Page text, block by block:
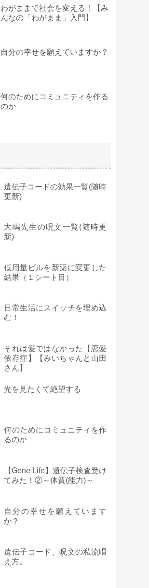
わがままで社会を変える！【み
んなの「わがまま」入門】
自分の幸せを願えていますか？
何のためにコミュニティを作る
のか
遺伝子コードの効果一覧(随時
更新)
大嶋先生の呪文一覧(随時更
新)
低用量ピルを新薬に変更した
結果（１シート目）
日常生活にスイッチを埋め込
む！
それは愛ではなかった【恋愛
依存症】【みいちゃんと山田
さん】
光を見たくて絶望する
何のためにコミュニティを作
るのか
【Gene Life】遺伝子検査受け
てみた！②～体質(能力)～
自分の幸せを願えています
か？
遺伝子コード、呪文の私流唱
え方。